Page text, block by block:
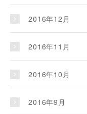
2016年12月
2016年11月
2016年10月
2016年9月